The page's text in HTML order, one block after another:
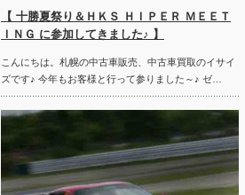
【 十勝夏祭り＆ＨＫＳ ＨＩＰＥＲ ＭＥＥＴ
ＩＮＧ に参加してきました♪ 】
こんにちは。札幌の中古車販売、中古車買取のイサイ
ズです♪ 今年もお客様と行って参りました～♪ ゼ…